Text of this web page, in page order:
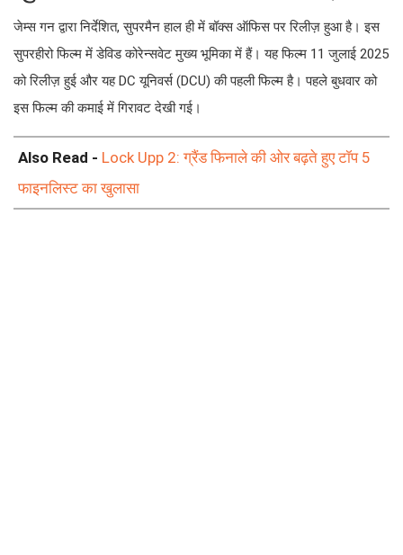
जेम्स गन द्वारा निर्देशित, सुपरमैन हाल ही में बॉक्स ऑफिस पर रिलीज़ हुआ है। इस
सुपरहीरो फिल्म में डेविड कोरेन्सवेट मुख्य भूमिका में हैं। यह फिल्म 11 जुलाई 2025
को रिलीज़ हुई और यह DC यूनिवर्स (DCU) की पहली फिल्म है। पहले बुधवार को
इस फिल्म की कमाई में गिरावट देखी गई।
Also Read - Lock Upp 2: ग्रैंड फिनाले की ओर बढ़ते हुए टॉप 5
फाइनलिस्ट का खुलासा